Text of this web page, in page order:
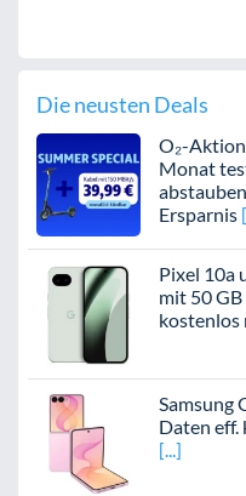
Die neusten Deals
O₂-Aktion
Monat
Ersparnis
Pixel 10a
mit 50
kostenlos
Samsung
Daten eff.